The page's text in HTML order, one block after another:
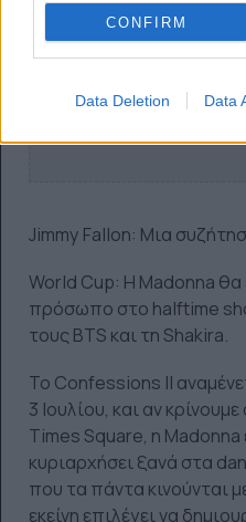
CONFIRM
Data Deletion Data
Jimmy Fallon: Μια
World Cup: Η Madonna θα
πρόσωπο στο halftime
τους BTS και τη Shakira.
Το Confessions II
3 Ιουλίου, και αν
Times Square, η Madonna
κυριαρχήσει ξανά στα
που τα πάντα κινούνται
εκείνη επιλέγει να